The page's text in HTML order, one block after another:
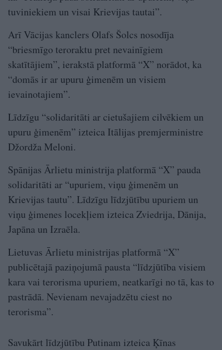
tuviniekiem un visai Krievijas tautai”.
Arī Vācijas kanclers Olafs Šolcs nosodīja
“briesmīgo teroraktu pret nevainīgiem
skatītājiem”, ierakstā platformā “X” norādot, ka
“domās ir ar upuru ģimenēm un visiem
ievainotajiem”.
Līdzīgu “solidaritāti ar cietušajiem cilvēkiem un
upuru ģimenēm” izteica Itālijas premjerministre
Džordža Meloni.
Spānijas Ārlietu ministrija platformā “X” pauda
solidaritāti ar “upuriem, viņu ģimenēm un
Krievijas tautu”. Līdzīgu līdzjūtību upuriem un
viņu ģimenes locekļiem izteica Zviedrija, Dānija,
Japāna un Izraēla.
Lietuvas Ārlietu ministrijas platformā “X”
publicētajā paziņojumā pausta “līdzjūtība visiem
kara vai terorisma upuriem, neatkarīgi no tā, kas to
pastrādā. Nevienam nevajadzētu ciest no
terorisma”.
Savukārt līdzjūtību Putinam izteica Ķīnas